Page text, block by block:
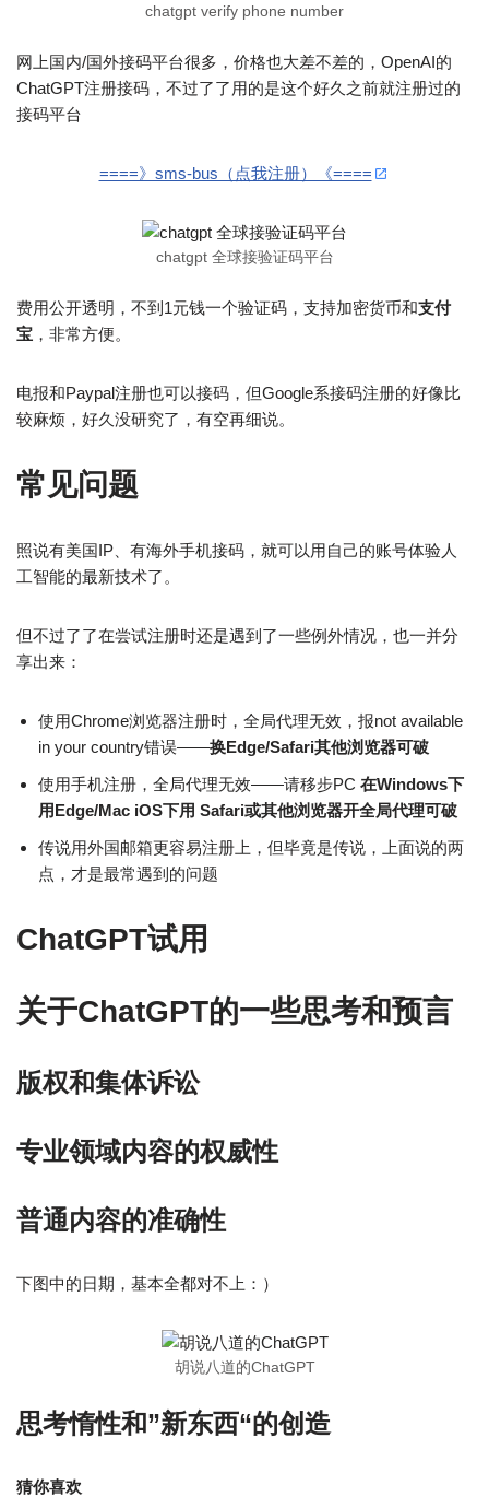
chatgpt verify phone number
网上国内/国外接码平台很多，价格也大差不差的，OpenAI的
ChatGPT注册接码，不过了了用的是这个好久之前就注册过的
接码平台
====》sms-bus（点我注册）《====
chatgpt 全球接验证码平台
费用公开透明，不到1元钱一个验证码，支持加密货币和支付
宝 ，非常方便。
电报和Paypal注册也可以接码，但Google系接码注册的好像比
较麻烦，好久没研究了，有空再细说。
常见问题
照说有美国IP、有海外手机接码，就可以用自己的账号体验人
工智能的最新技术了。
但不过了了在尝试注册时还是遇到了一些例外情况，也一并分
享出来：
使用Chrome浏览器注册时，全局代理无效，报not available
in your country错误——换Edge/Safari其他浏览器可破
使用手机注册，全局代理无效——请移步PC 在Windows下
用Edge/Mac iOS下用 Safari或其他浏览器开全局代理可破
传说用外国邮箱更容易注册上，但毕竟是传说，上面说的两
点，才是最常遇到的问题
ChatGPT试用
关于ChatGPT的一些思考和预言
版权和集体诉讼
专业领域内容的权威性
普通内容的准确性
下图中的日期，基本全都对不上：）
胡说八道的ChatGPT
思考惰性和”新东西“的创造
猜你喜欢